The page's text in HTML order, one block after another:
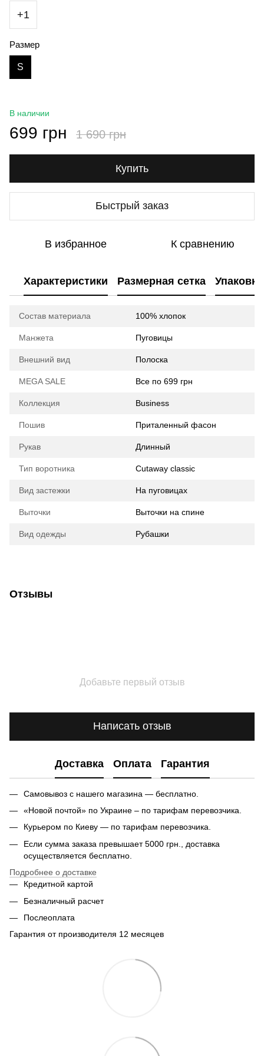
+1
Размер
S
В наличии
699 грн 1 690 грн
Купить
Быстрый заказ
В избранное К сравнению
Характеристики Размерная сетка Упаковка
Состав материала 100% хлопок
Манжета Пуговицы
Внешний вид Полоска
MEGA SALE Все по 699 грн
Коллекция Business
Пошив Приталенный фасон
Рукав Длинный
Тип воротника Cutaway classic
Вид застежки На пуговицах
Выточки Выточки на спине
Вид одежды Рубашки
Отзывы
Добавьте первый отзыв
Написать отзыв
Доставка Оплата Гарантия
Самовывоз с нашего магазина — бесплатно.
«Новой почтой» по Украине – по тарифам перевозчика.
Курьером по Киеву — по тарифам перевозчика.
Если сумма заказа превышает 5000 грн., доставка
осуществляется бесплатно.
Подробнее о доставке
Кредитной картой
Безналичный расчет
Послеоплата
Гарантия от производителя 12 месяцев